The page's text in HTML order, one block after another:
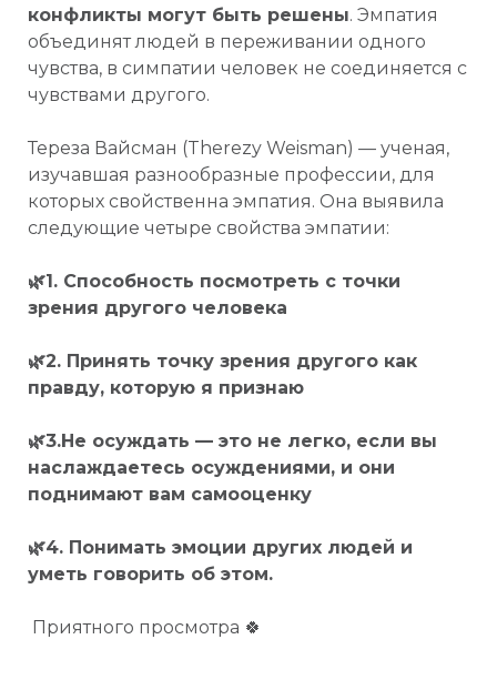
конфликты могут быть решены. Эмпатия
объединят людей в переживании одного
чувства, в симпатии человек не соединяется с
чувствами другого. ⠀
Тереза Вайсман (Therezy Weisman) — ученая,
изучавшая разнообразные профессии, для
которых свойственна эмпатия. Она выявила
следующие четыре свойства эмпатии:
🌿1. Способность посмотреть с точки
зрения другого человека
🌿2. Принять точку зрения другого как
правду, которую я признаю
🌿3.Не осуждать — это не легко, если вы
наслаждаетесь осуждениями, и они
поднимают вам самооценку
🌿4. Понимать эмоции других людей и
уметь говорить об этом.
Приятного просмотра 🍀